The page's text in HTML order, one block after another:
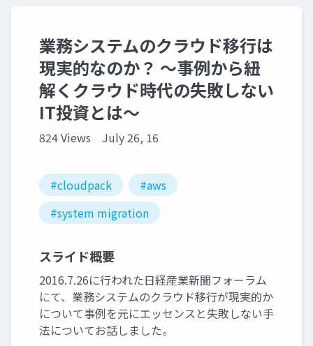
業務システムのクラウド移行は
現実的なのか？ 〜事例から紐
解くクラウド時代の失敗しない
IT投資とは〜
824 Views July 26, 16
#cloudpack
#aws
#system migration
スライド概要
2016.7.26に行われた日経産業新聞フォーラム
にて、業務システムのクラウド移行が現実的か
について事例を元にエッセンスと失敗しない手
法についてお話しました。